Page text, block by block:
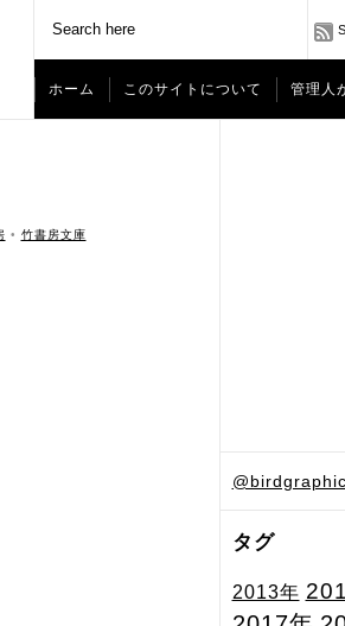
ホーム このサイトについて 管理人
タグ
2013年
• 竹書房文庫